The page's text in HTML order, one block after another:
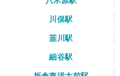
川俣駅
韮川駅
細谷駅